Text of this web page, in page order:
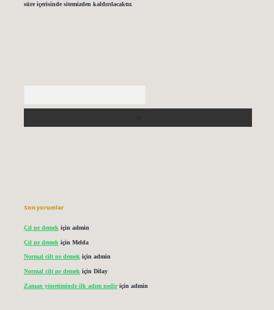
süre içerisinde sitemizden kaldırılacaktır.
Son yorumlar
Çıl ne demek için admin
Çıl ne demek için Melda
Normal cilt ne demekiçin admin
Normal cilt ne demek için Dilay
Zaman yönetiminde ilk adım nediriçin admin